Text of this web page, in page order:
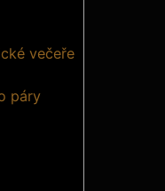
večeře
páry